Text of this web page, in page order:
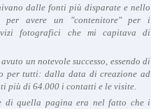
dalle fonti più disparate e nello
per avere un "contenitore" per i
fotografici che mi capitava di
un notevole successo, essendo di
per tutti: dalla data di creazione ad
più di 64.000 i contatti e le visite.
di quella pagina era nel fatto che i